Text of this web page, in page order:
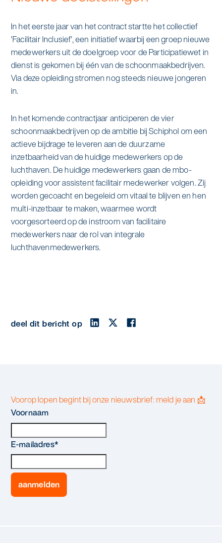
In het eerste jaar van het contract startte het collectief
'Facilitair Inclusief', een initiatief waarbij een groep nieuwe
medewerkers uit de doelgroep voor de Participatiewet in
dienst is gekomen bij één van de schoonmaakbedrijven.
Via deze opleiding stromen nog steeds nieuwe jongeren
in.
In het komende contractjaar anticiperen de vier
schoonmaakbedrijven op de ambitie bij Schiphol om een
actieve bijdrage te leveren aan de duurzame
inzetbaarheid van de huidige medewerkers op de
luchthaven. De huidige medewerkers gaan de mbo-
opleiding voor assistent facilitair medewerker volgen. Zij
worden gecoacht en begeleid om vitaal te blijven en hen
multi-inzetbaar te maken, waarmee wordt
voorgesorteerd op de instroom van facilitaire
medewerkers naar de rol van integrale
luchthavenmedewerkers.
deel dit bericht op
Voorop lopen begint bij onze nieuwsbrief: meld je aan 📩
Voornaam
E-mailadres*